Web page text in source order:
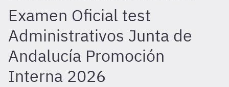
Examen Oficial test
Administrativos Junta de
Andalucía Promoción
Interna 2026